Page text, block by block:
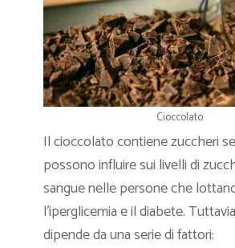
Cioccolato
Il cioccolato contiene zuccheri
possono influire sui livelli di
sangue nelle persone che
l’iperglicemia e il diabete.
dipende da una serie di fattori: